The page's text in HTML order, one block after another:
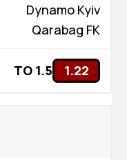
Dynamo Kyiv
Qarabag FK
TO 1.5 1.22